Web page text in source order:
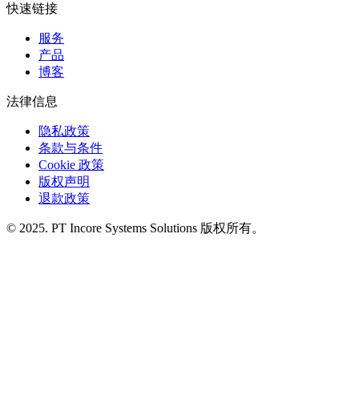
快速链接
服务
产品
博客
法律信息
隐私政策
条款与条件
Cookie 政策
版权声明
退款政策
© 2025. PT Incore Systems Solutions 版权所有。